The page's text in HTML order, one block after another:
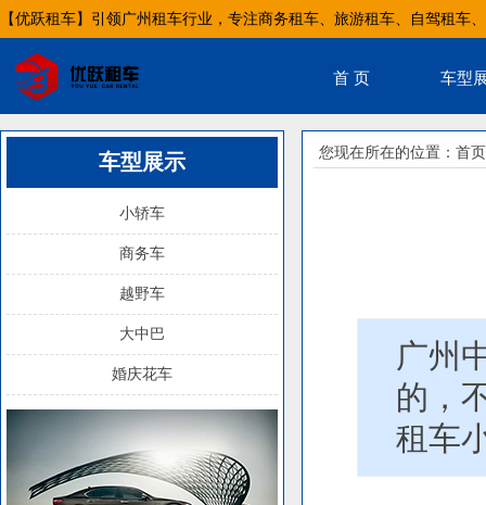
【优跃租车】引领广州租车行业，专注商务租车、旅游租车、自驾租车
首 页 车型
车型展示
小轿车
商务车
越野车
大中巴
婚庆花车
您现在所在的位置： 首页
广州
的，
租车